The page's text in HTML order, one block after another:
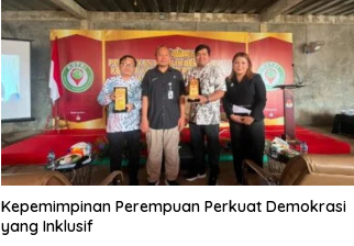
Kepemimpinan Perempuan Perkuat Demokrasi
yang Inklusif